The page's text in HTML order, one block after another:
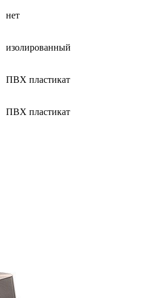
нет
изолированный
ПВХ пластикат
ПВХ пластикат